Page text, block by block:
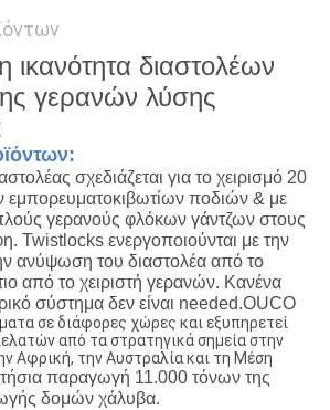
ικανότητα διαστολέων
γερανών λύσης
σχεδιάζεται για το χειρισμό 20
εμπορευματοκιβωτίων ποδιών & με
γερανούς φλόκων γάντζων στους
Twistlocks ενεργοποιούνται με την
ανύψωση του διαστολέα από το
από το χειριστή γερανών. Κανένα
σύστημα δεν είναι needed.OUCO
σε διάφορες χώρες και εξυπηρετεί
από τα στρατηγικά σημεία στην
Αφρική, την Αυστραλία και τη Μέση
παραγωγή 11.000 τόνων της
δομών χάλυβα.